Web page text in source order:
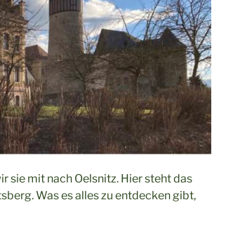
sie mit nach Oelsnitz. Hier steht das
Was es alles zu entdecken gibt,